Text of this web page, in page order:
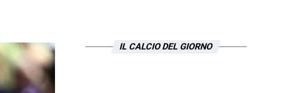
IL CALCIO DEL GIORNO